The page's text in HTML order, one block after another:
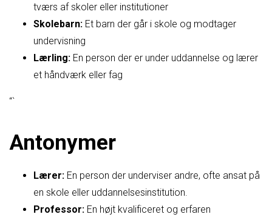
tværs af skoler eller institutioner
Skolebarn: Et barn der går i skole og modtager
undervisning
Lærling: En person der er under uddannelse og lærer
et håndværk eller fag
“`
Antonymer
Lærer: En person der underviser andre, ofte ansat på
en skole eller uddannelsesinstitution.
Professor: En højt kvalificeret og erfaren